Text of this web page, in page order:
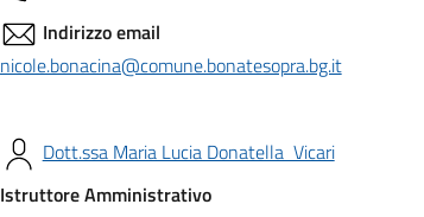
Indirizzo email
nicole.bonacina@comune.bonatesopra.bg.it
Dott.ssa Maria Lucia Donatella Vicari
Istruttore Amministrativo